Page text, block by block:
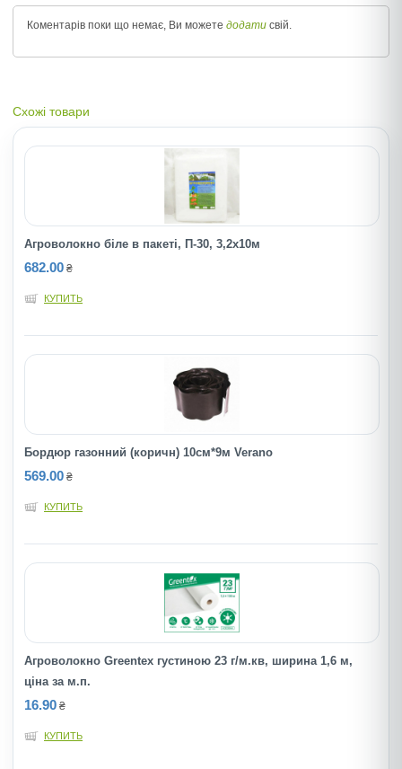
Коментарів поки що немає, Ви можете додати свій.
Схожі товари
Агроволокно біле в пакеті, П-30, 3,2х10м
682.00 ₴
КУПИТЬ
Бордюр газонний (коричн) 10см*9м Verano
569.00 ₴
КУПИТЬ
Агроволокно Greentex густиною 23 г/м.кв, ширина 1,6 м,
ціна за м.п.
16.90 ₴
КУПИТЬ